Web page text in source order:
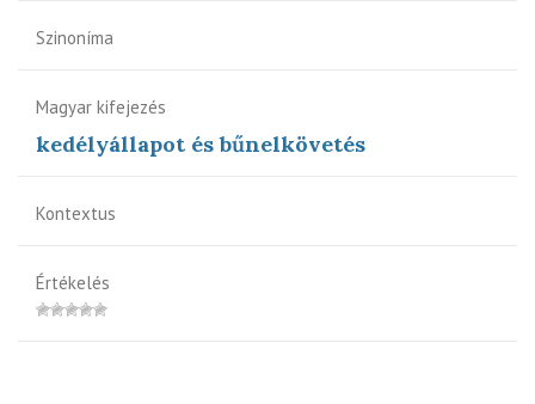
Szinoníma
Magyar kifejezés
kedélyállapot és bűnelkövetés
Kontextus
Értékelés